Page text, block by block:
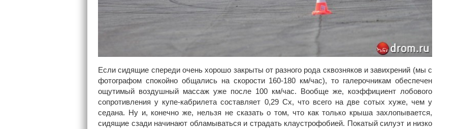
Если сидящие спереди очень хорошо закрыты от разного рода сквозняков и завихрений (мы с
фотографом спокойно общались на скорости 160-180 км/час), то галерочникам обеспечен
ощутимый воздушный массаж уже после 100 км/час. Вообще же, коэффициент лобового
сопротивления у купе-кабрилета составляет 0,29 Сх, что всего на две сотых хуже, чем у
седана. Ну и, конечно же, нельзя не сказать о том, что как только крыша захлопывается,
сидящие сзади начинают обламываться и страдать клаустрофобией. Покатый силуэт и низко